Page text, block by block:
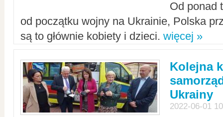
Od ponad
od początku wojny na Ukrainie, Polska
są to głównie kobiety i dzieci. więcej »
Kolejna
Ukrainy
2022-06-01